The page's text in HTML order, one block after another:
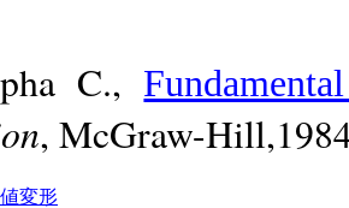
C.,
, McGraw-
変形